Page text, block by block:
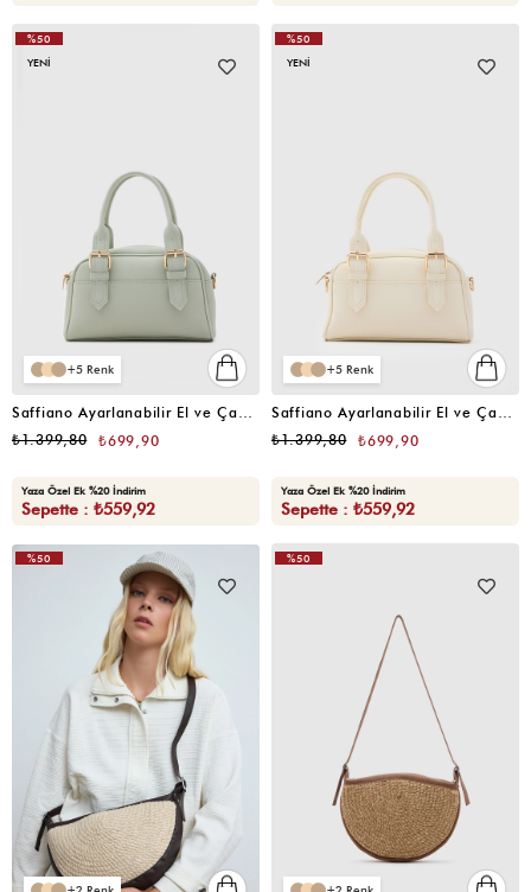
5
Saffiano Ayarlanabilir El ve Çapraz Çanta Mint
₺699,90
₺1.399,80
Yaza Özel Ek %20 İndirim
Sepette : ₺559,92
%50
YENI
5
Saffiano Ayarlanabilir El ve Çapraz Çanta Butter Yellow
₺699,90
₺1.399,80
Yaza Özel Ek %20 İndirim
Sepette : ₺559,92
%50
YENI
%50 %50